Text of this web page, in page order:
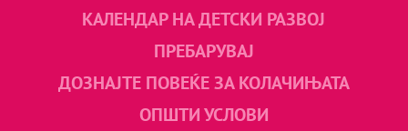
КАЛЕНДАР НА ДЕТСКИ РАЗВОЈ
ПРЕБАРУВАЈ
ДОЗНАЈТЕ ПОВЕЌЕ ЗА КОЛАЧИЊАТА
ОПШТИ УСЛОВИ